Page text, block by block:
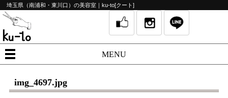
埼玉県（南浦和・東川口）の美容室｜ku-to[クート]
MENU
img_4697.jpg